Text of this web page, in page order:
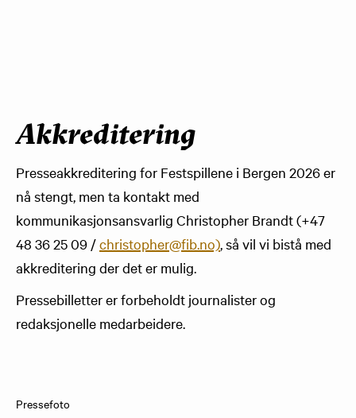
Akkreditering
Presseakkreditering for Festspillene i Bergen 2026 er
nå stengt, men ta kontakt med
kommunikasjonsansvarlig Christopher Brandt (+47
48 36 25 09 /christopher@fib.no), så vil vi bistå med
akkreditering der det er mulig.
Pressebilletter er forbeholdt journalister og
redaksjonelle medarbeidere.
Pressefoto